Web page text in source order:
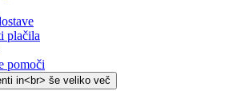
plačila
pomoči